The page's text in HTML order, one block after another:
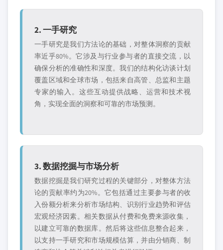
2. 一手研究
一手研究是我们方法论的基础，对整体洞察的贡献
率近乎80%。它涉及与行业参与者的直接交流，以
确保分析的准确性和深度。我们的结构化访谈计划
覆盖区域和全球市场，包括来自高管、总监和主题
专家的输入。这些互动提供战略、运营和技术视
角，实现全面的洞察和可靠的市场预测。
3. 数据挖掘与市场分析
数据挖掘是我们研究过程的关键部分，对整体方法
论的贡献率约为20%。它包括通过主要参与者的收
入份额分析来分析市场结构、识别行业趋势和评估
宏观经济因素。相关数据从付费和免费来源收集，
以建立可靠的数据库。然后将这些信息整合起来，
以支持一手研究和市场规模估算，并由分销商、制